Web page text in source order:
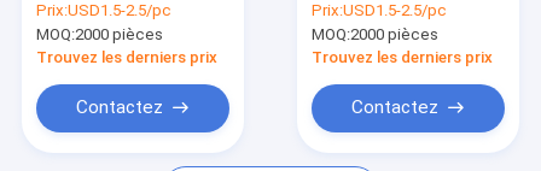
nouvelles
Tous les cas
caractéristique
lumineuse
Prix:USD1.5-2.5/pc
MOQ:2000 pièces
Trouvez les derniers prix
Contactez
Mignons et
Collection
Interactive
Prix:USD1.5-2.5/pc
MOQ:2000 pièces
Trouvez les derniers prix
Contactez